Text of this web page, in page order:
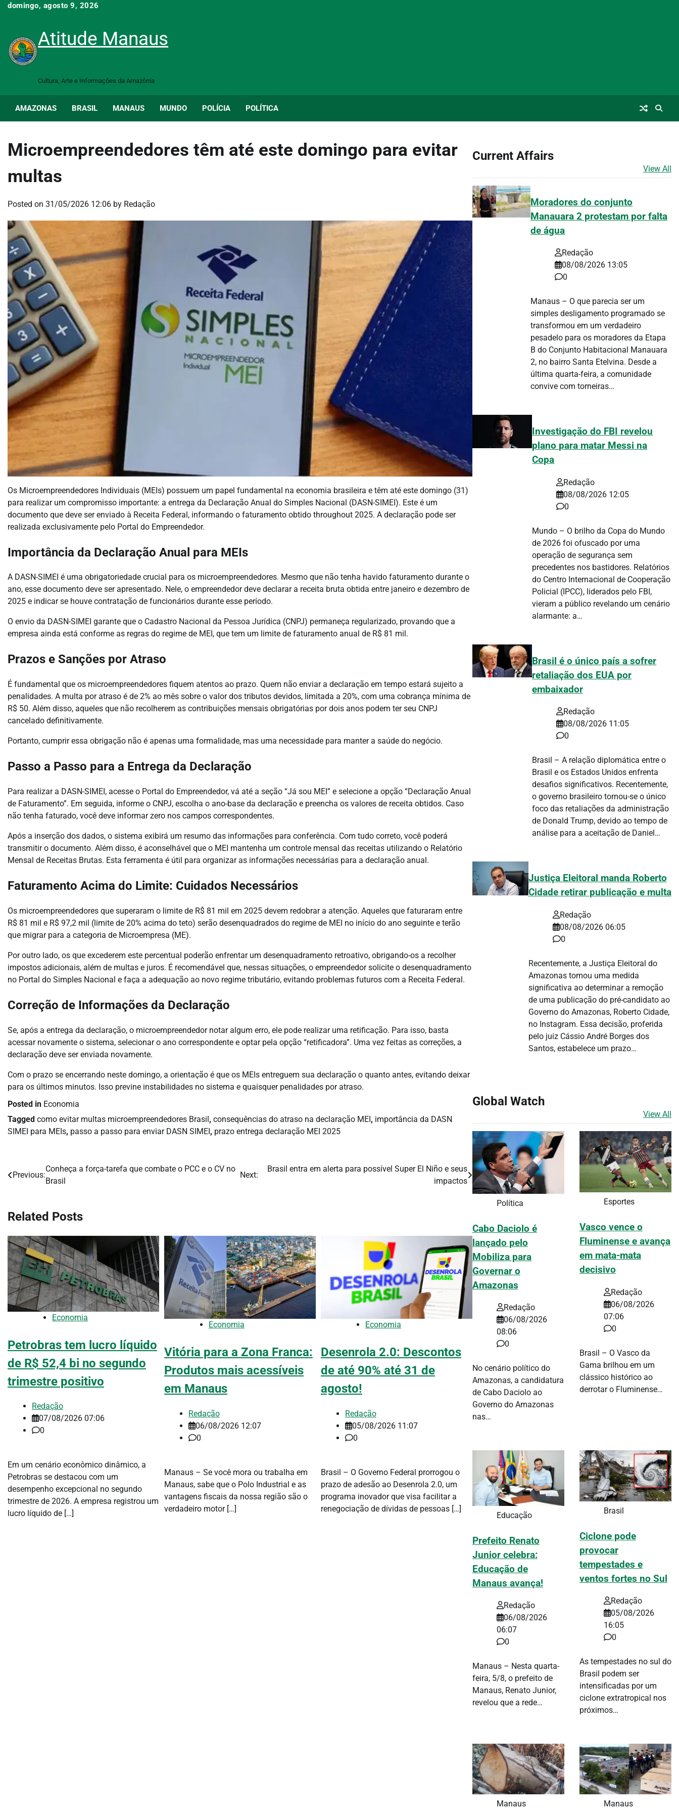
Skipdomingo, agosto 9, 2026
Atitude Manaus
Cultura, Arte e Informações da Amazônia
AMAZONAS BRASIL MANAUS MUNDO POLÍCIA POLÍTICA
Microempreendedores têm até este domingo para evitar
multas
Posted on 31/05/2026 12:06 by Redação
Os Microempreendedores Individuais (MEIs) possuem um papel fundamental na economia brasileira e têm até este domingo (31)
para realizar um compromisso importante: a entrega da Declaração Anual do Simples Nacional (DASN-SIMEI). Este é um
documento que deve ser enviado à Receita Federal, informando o faturamento obtido throughout 2025. A declaração pode ser
realizada exclusivamente pelo Portal do Empreendedor.
Importância da Declaração Anual para MEIs
A DASN-SIMEI é uma obrigatoriedade crucial para os microempreendedores. Mesmo que não tenha havido faturamento durante o
ano, esse documento deve ser apresentado. Nele, o empreendedor deve declarar a receita bruta obtida entre janeiro e dezembro de
2025 e indicar se houve contratação de funcionários durante esse período.
O envio da DASN-SIMEI garante que o Cadastro Nacional da Pessoa Jurídica (CNPJ) permaneça regularizado, provando que a
empresa ainda está conforme as regras do regime de MEI, que tem um limite de faturamento anual de R$ 81 mil.
Prazos e Sanções por Atraso
É fundamental que os microempreendedores fiquem atentos ao prazo. Quem não enviar a declaração em tempo estará sujeito a
penalidades. A multa por atraso é de 2% ao mês sobre o valor dos tributos devidos, limitada a 20%, com uma cobrança mínima de
R$ 50. Além disso, aqueles que não recolherem as contribuições mensais obrigatórias por dois anos podem ter seu CNPJ
cancelado definitivamente.
Portanto, cumprir essa obrigação não é apenas uma formalidade, mas uma necessidade para manter a saúde do negócio.
Passo a Passo para a Entrega da Declaração
Para realizar a DASN-SIMEI, acesse o Portal do Empreendedor, vá até a seção “Já sou MEI” e selecione a opção “Declaração Anual
de Faturamento”. Em seguida, informe o CNPJ, escolha o ano-base da declaração e preencha os valores de receita obtidos. Caso
não tenha faturado, você deve informar zero nos campos correspondentes.
Após a inserção dos dados, o sistema exibirá um resumo das informações para conferência. Com tudo correto, você poderá
transmitir o documento. Além disso, é aconselhável que o MEI mantenha um controle mensal das receitas utilizando o Relatório
Mensal de Receitas Brutas. Esta ferramenta é útil para organizar as informações necessárias para a declaração anual.
Faturamento Acima do Limite: Cuidados Necessários
Os microempreendedores que superaram o limite de R$ 81 mil em 2025 devem redobrar a atenção. Aqueles que faturaram entre
R$ 81 mil e R$ 97,2 mil (limite de 20% acima do teto) serão desenquadrados do regime de MEI no início do ano seguinte e terão
que migrar para a categoria de Microempresa (ME).
Por outro lado, os que excederem este percentual poderão enfrentar um desenquadramento retroativo, obrigando-os a recolher
impostos adicionais, além de multas e juros. É recomendável que, nessas situações, o empreendedor solicite o desenquadramento
no Portal do Simples Nacional e faça a adequação ao novo regime tributário, evitando problemas futuros com a Receita Federal.
Correção de Informações da Declaração
Se, após a entrega da declaração, o microempreendedor notar algum erro, ele pode realizar uma retificação. Para isso, basta
acessar novamente o sistema, selecionar o ano correspondente e optar pela opção “retificadora”. Uma vez feitas as correções, a
declaração deve ser enviada novamente.
Com o prazo se encerrando neste domingo, a orientação é que os MEIs entreguem sua declaração o quanto antes, evitando deixar
para os últimos minutos. Isso previne instabilidades no sistema e quaisquer penalidades por atraso.
Posted in Economia
Tagged como evitar multas microempreendedores Brasil, consequências do atraso na declaração MEI, importância da DASN
SIMEI para MEIs, passo a passo para enviar DASN SIMEI, prazo entrega declaração MEI 2025
Navegação
Post
Previous:
Conheça a força-tarefa que combate o PCC e o CV no
Brasil
Next:
Brasil entra em alerta para possível Super El Niño e seus
impactos
Related Posts
Economia
Petrobras tem lucro líquido
de R$ 52,4 bi no segundo
trimestre positivo
Redação
07/08/2026 07:06
0
Em um cenário econômico dinâmico, a
Petrobras se destacou com um
desempenho excepcional no segundo
trimestre de 2026. A empresa registrou um
lucro líquido de […]
Economia
Vitória para a Zona Franca:
Produtos mais acessíveis
em Manaus
Redação
06/08/2026 12:07
0
Manaus – Se você mora ou trabalha em
Manaus, sabe que o Polo Industrial e as
vantagens fiscais da nossa região são o
verdadeiro motor […]
Economia
Desenrola 2.0: Descontos
de até 90% até 31 de
agosto!
Redação
05/08/2026 11:07
0
Brasil – O Governo Federal prorrogou o
prazo de adesão ao Desenrola 2.0, um
programa inovador que visa facilitar a
renegociação de dívidas de pessoas […]
Current Affairs
View All
Moradores do conjunto
Manauara 2 protestam por falta
de água
Redação
08/08/2026 13:05
0
Manaus – O que parecia ser um
simples desligamento programado se
transformou em um verdadeiro
pesadelo para os moradores da Etapa
B do Conjunto Habitacional Manauara
2, no bairro Santa Etelvina. Desde a
última quarta-feira, a comunidade
convive com torneiras…
Investigação do FBI revelou
plano para matar Messi na
Copa
Redação
08/08/2026 12:05
0
Mundo – O brilho da Copa do Mundo
de 2026 foi ofuscado por uma
operação de segurança sem
precedentes nos bastidores. Relatórios
do Centro Internacional de Cooperação
Policial (IPCC), liderados pelo FBI,
vieram a público revelando um cenário
alarmante: a…
Brasil é o único país a sofrer
retaliação dos EUA por
embaixador
Redação
08/08/2026 11:05
0
Brasil – A relação diplomática entre o
Brasil e os Estados Unidos enfrenta
desafios significativos. Recentemente,
o governo brasileiro tornou-se o único
foco das retaliações da administração
de Donald Trump, devido ao tempo de
análise para a aceitação de Daniel…
Justiça Eleitoral manda Roberto
Cidade retirar publicação e multa
Redação
08/08/2026 06:05
0
Recentemente, a Justiça Eleitoral do
Amazonas tomou uma medida
significativa ao determinar a remoção
de uma publicação do pré-candidato ao
Governo do Amazonas, Roberto Cidade,
no Instagram. Essa decisão, proferida
pelo juiz Cássio André Borges dos
Santos, estabelece um prazo…
Global Watch
View All
Política
Cabo Daciolo é
lançado pelo
Mobiliza para
Governar o
Amazonas
Redação
06/08/2026
08:06
0
No cenário político do
Amazonas, a candidatura
de Cabo Daciolo ao
Governo do Amazonas
nas…
Esportes
Vasco vence o
Fluminense e avança
em mata-mata
decisivo
Redação
06/08/2026
07:06
0
Brasil – O Vasco da
Gama brilhou em um
clássico histórico ao
derrotar o Fluminense…
Educação
Prefeito Renato
Junior celebra:
Educação de
Manaus avança!
Redação
06/08/2026
06:07
0
Manaus – Nesta quarta-
feira, 5/8, o prefeito de
Manaus, Renato Junior,
revelou que a rede…
Brasil
Ciclone pode
provocar
tempestades e
ventos fortes no Sul
Redação
05/08/2026
16:05
0
As tempestades no sul do
Brasil podem ser
intensificadas por um
ciclone extratropical nos
próximos…
Manaus Manaus